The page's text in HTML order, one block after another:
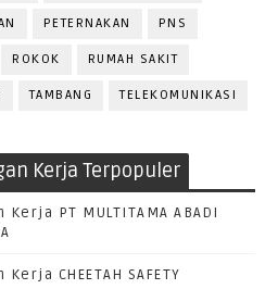
PETERNAKAN PNS
ROKOK RUMAH SAKIT
TAMBANG TELEKOMUNIKASI
Kerja Terpopuler
Kerja PT MULTITAMA ABADI
CHEETAH SAFETY